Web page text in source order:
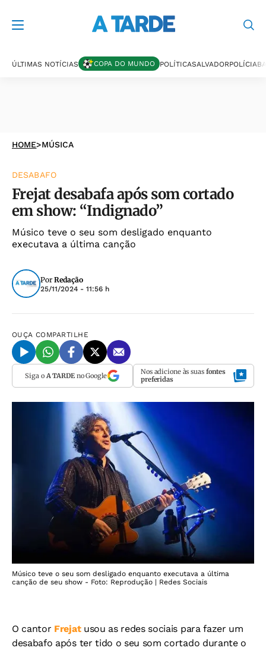
ÚLTIMAS NOTÍCIAS COPA DO MUNDO POLÍTICASALVADORPOLÍCIA
HOME>MÚSICA
DESABAFO
Frejat desabafa após som cortado
em show: “Indignado”
Músico teve o seu som desligado enquanto
executava a última canção
Por Redação
25/11/2024 - 11:56 h
OUÇA COMPARTILHE
Siga o A TARDEno Google Nos adicione às suas fontes
preferidas
Músico teve o seu som desligado enquanto executava a última
canção de seu show - Foto: Reprodução | Redes Sociais
O cantor Frejatusou as redes sociais para fazer um
desabafo após ter tido o seu som cortado durante o